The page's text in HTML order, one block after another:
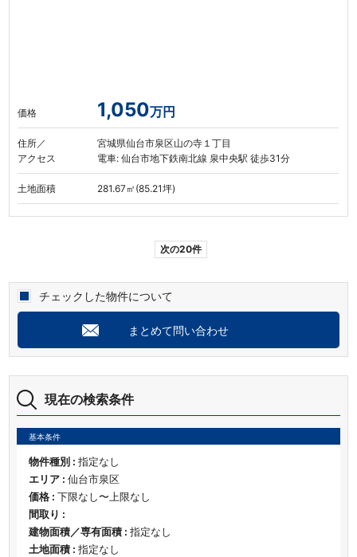
現在の検索条件
基本条件
物件種別 : 指定なし
エリア : 仙台市泉区
価格 : 下限なし〜上限なし
間取り :
建物面積／専有面積 : 指定なし
土地面積 : 指定なし
価格 1,050万円
住所／
アクセス
宮城県仙台市泉区山の寺１丁目
電車: 仙台市地下鉄南北線 泉中央駅 徒歩31分
土地面積 281.67㎡(85.21坪)
次の20件
チェックした物件について
まとめて問い合わせ